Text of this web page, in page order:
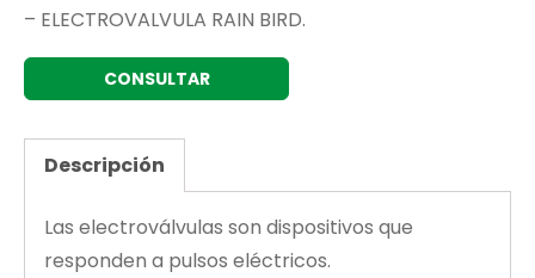
– ELECTROVALVULA RAIN BIRD.
CONSULTAR
Descripción
Las electroválvulas son dispositivos que
responden a pulsos eléctricos.